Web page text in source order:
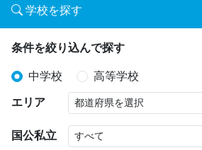
学校を探す
条件を絞り込んで探す
中学校 高等学校
エリア
国公私立